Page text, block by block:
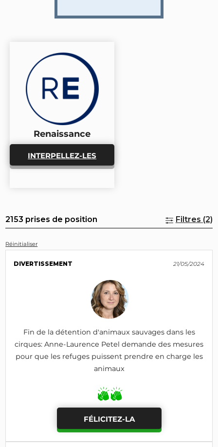
Renaissance
INTERPELLEZ-LES
2153 prises de position
Réinitialiser
Filtres (2)
DIVERTISSEMENT 21/05/2024
Fin de la détention d'animaux sauvages dans les
cirques: Anne-Laurence Petel demande des mesures
pour que les refuges puissent prendre en charge les
animaux
FÉLICITEZ-LA